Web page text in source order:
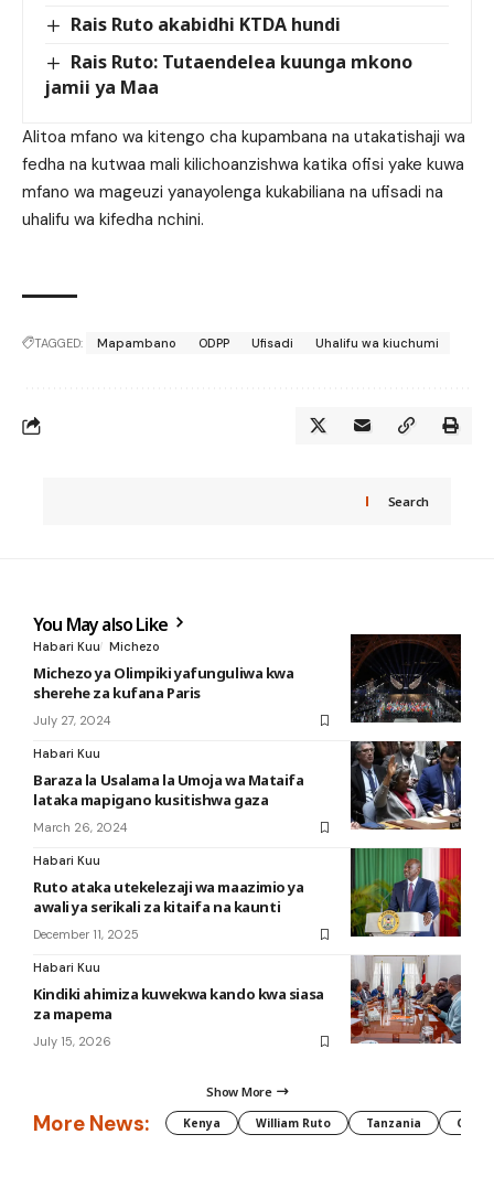
Rais Ruto akabidhi KTDA hundi
Rais Ruto: Tutaendelea kuunga mkono
jamii ya Maa
Alitoa mfano wa kitengo cha kupambana na utakatishaji wa
fedha na kutwaa mali kilichoanzishwa katika ofisi yake kuwa
mfano wa mageuzi yanayolenga kukabiliana na ufisadi na
uhalifu wa kifedha nchini.
TAGGED: Mapambano ODPP Ufisadi Uhalifu wa kiuchumi
Search
You May also Like
Habari Kuu Michezo
Michezo ya Olimpiki yafunguliwa kwa
sherehe za kufana Paris
July 27, 2024
Habari Kuu
Baraza la Usalama la Umoja wa Mataifa
lataka mapigano kusitishwa gaza
March 26, 2024
Habari Kuu
Ruto ataka utekelezaji wa maazimio ya
awali ya serikali za kitaifa na kaunti
December 11, 2025
Habari Kuu
Kindiki ahimiza kuwekwa kando kwa siasa
za mapema
July 15, 2026
Show More
More News: Kenya William Ruto Tanzania CAF